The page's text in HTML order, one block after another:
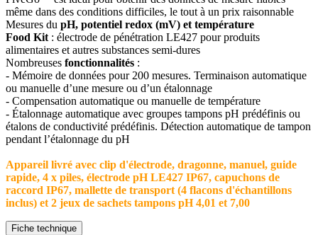
même dans des conditions difficiles, le tout à un prix raisonnable
Mesures du pH, potentiel redox (mV) et température
Food Kit : électrode de pénétration LE427 pour produits
alimentaires et autres substances semi-dures
Nombreuses fonctionnalités :
- Mémoire de données pour 200 mesures. Terminaison automatique
ou manuelle d’une mesure ou d’un étalonnage
- Compensation automatique ou manuelle de température
- Étalonnage automatique avec groupes tampons pH prédéfinis ou
étalons de conductivité prédéfinis. Détection automatique de tampon
pendant l’étalonnage du pH
Appareil livré avec clip d'électrode, dragonne, manuel, guide
rapide, 4 x piles, électrode pH LE427 IP67, capuchons de
raccord IP67, mallette de transport (4 flacons d'échantillons
inclus) et 2 jeux de sachets tampons pH 4,01 et 7,00
Fiche technique